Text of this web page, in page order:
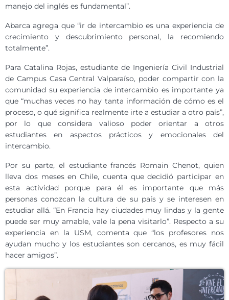
manejo del inglés es fundamental”.
Abarca agrega que “ir de intercambio es una experiencia de
crecimiento y descubrimiento personal, la recomiendo
totalmente”.
Para Catalina Rojas, estudiante de Ingeniería Civil Industrial
de Campus Casa Central Valparaíso, poder compartir con la
comunidad su experiencia de intercambio es importante ya
que “muchas veces no hay tanta información de cómo es el
proceso, o qué significa realmente irte a estudiar a otro país”,
por lo que considera valioso poder orientar a otros
estudiantes en aspectos prácticos y emocionales del
intercambio.
Por su parte, el estudiante francés Romain Chenot, quien
lleva dos meses en Chile, cuenta que decidió participar en
esta actividad porque para él es importante que más
personas conozcan la cultura de su país y se interesen en
estudiar allá. “En Francia hay ciudades muy lindas y la gente
puede ser muy amable, vale la pena visitarlo”. Respecto a su
experiencia en la USM, comenta que “los profesores nos
ayudan mucho y los estudiantes son cercanos, es muy fácil
hacer amigos”.